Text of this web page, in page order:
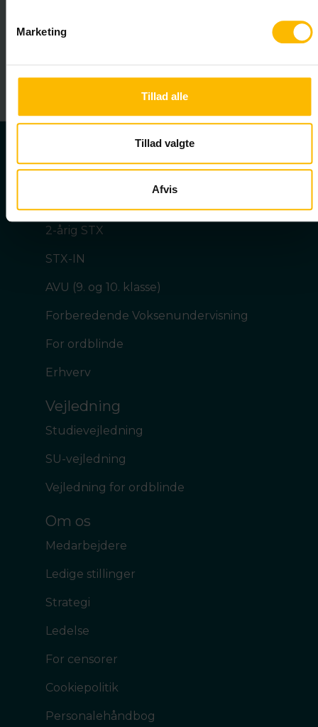
Marketing
Tillad alle
Tillad valgte
Afvis
EAN nr: 5798000558557
2-årig STX
STX-IN
AVU (9. og 10. klasse)
Forberedende Voksenundervisning
For ordblinde
Erhverv
Vejledning
Studievejledning
SU-vejledning
Vejledning for ordblinde
Om os
Medarbejdere
Ledige stillinger
Strategi
Ledelse
For censorer
Cookiepolitik
Personalehåndbog